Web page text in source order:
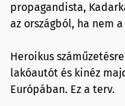
propagandista,
az országból, ha nem
Heroikus
lakóautót és kinéz
Európában. Ez a terv.